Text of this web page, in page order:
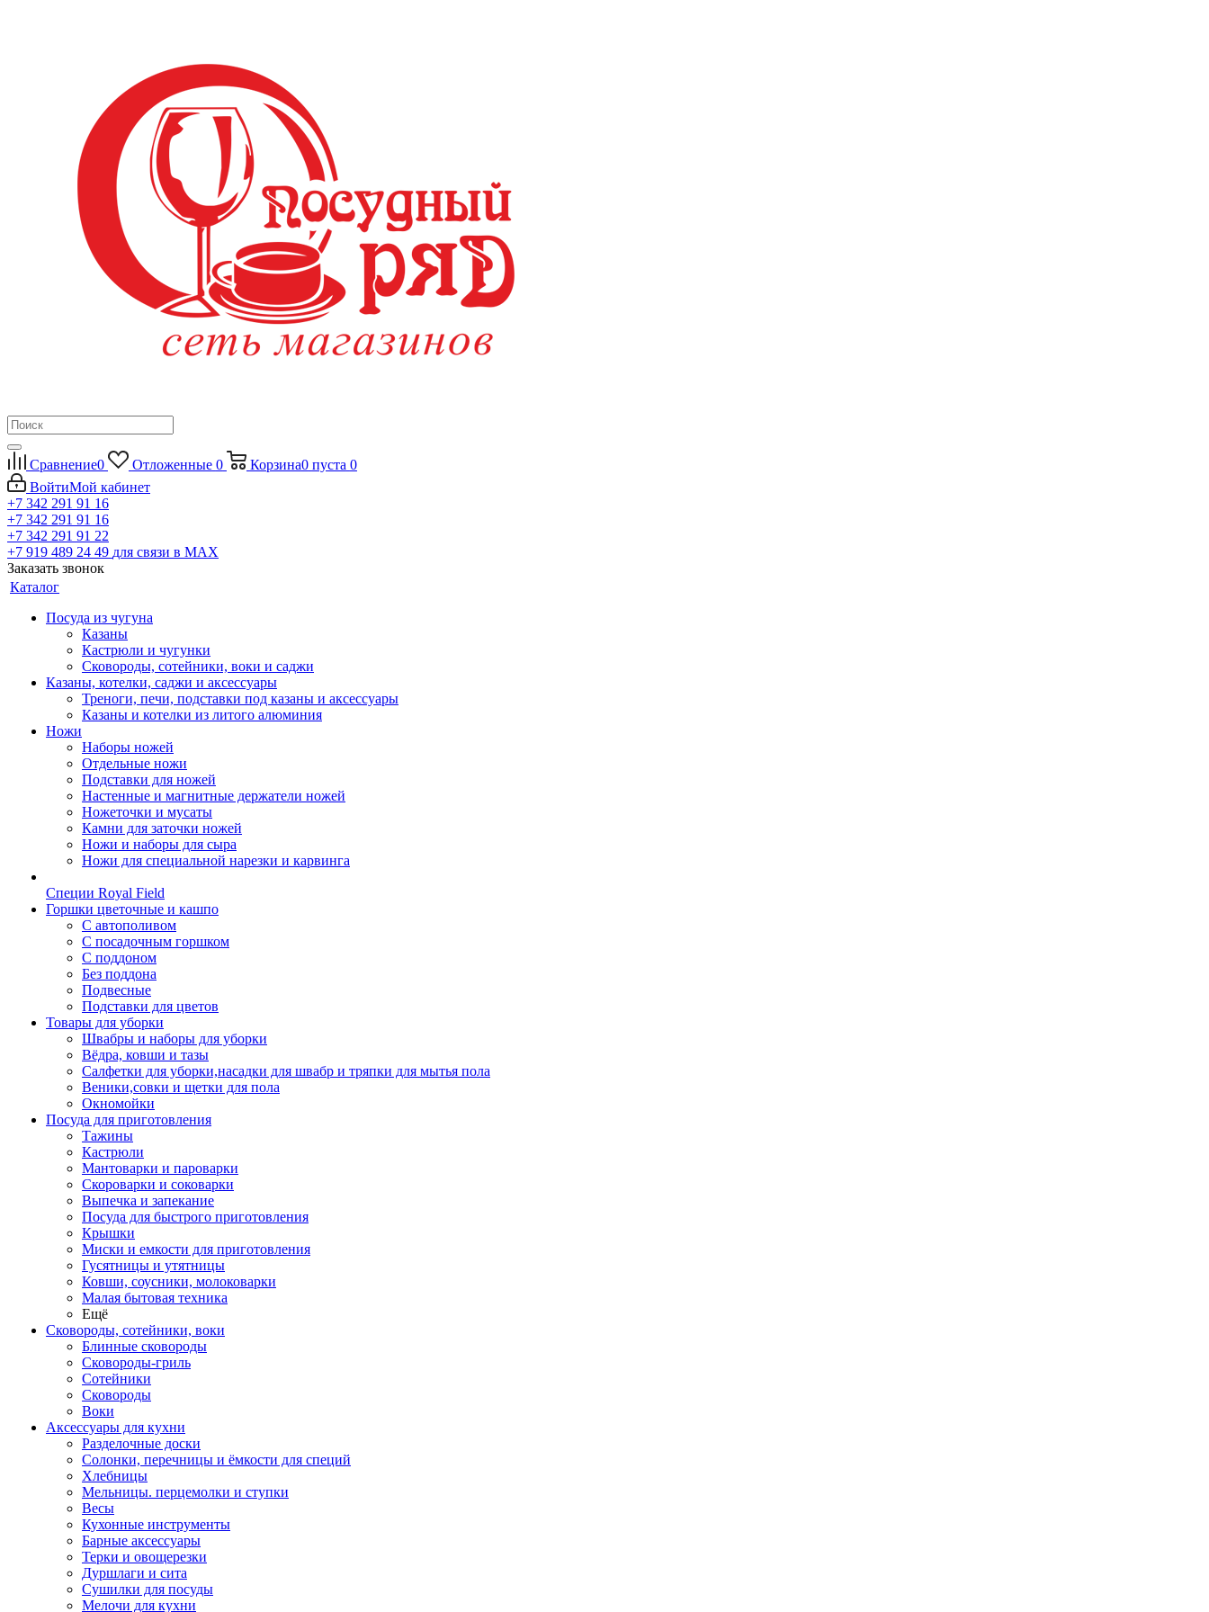
Сравнение0 Отложенные 0 Корзина0 пуста 0
ВойтиМой кабинет
+7 342 291 91 16
+7 342 291 91 16
+7 342 291 91 22
+7 919 489 24 49 для связи в МАХ
Заказать звонок
Каталог
Посуда из чугуна
Казаны
Кастрюли и чугунки
Сковороды, сотейники, воки и саджи
Казаны, котелки, саджи и аксессуары
Треноги, печи, подставки под казаны и аксессуары
Казаны и котелки из литого алюминия
Ножи
Наборы ножей
Отдельные ножи
Подставки для ножей
Настенные и магнитные держатели ножей
Ножеточки и мусаты
Камни для заточки ножей
Ножи и наборы для сыра
Ножи для специальной нарезки и карвинга
Специи Royal Field
Горшки цветочные и кашпо
С автополивом
С посадочным горшком
С поддоном
Без поддона
Подвесные
Подставки для цветов
Товары для уборки
Швабры и наборы для уборки
Вёдра, ковши и тазы
Салфетки для уборки,насадки для швабр и тряпки для мытья пола
Веники,совки и щетки для пола
Окномойки
Посуда для приготовления
Тажины
Кастрюли
Мантоварки и пароварки
Скороварки и соковарки
Выпечка и запекание
Посуда для быстрого приготовления
Крышки
Миски и емкости для приготовления
Гусятницы и утятницы
Ковши, соусники, молоковарки
Малая бытовая техника
Ещё
Сковороды, сотейники, воки
Блинные сковороды
Сковороды-гриль
Сотейники
Сковороды
Воки
Аксессуары для кухни
Разделочные доски
Солонки, перечницы и ёмкости для специй
Хлебницы
Мельницы. перцемолки и ступки
Весы
Кухонные инструменты
Барные аксессуары
Терки и овощерезки
Дуршлаги и сита
Сушилки для посуды
Мелочи для кухни